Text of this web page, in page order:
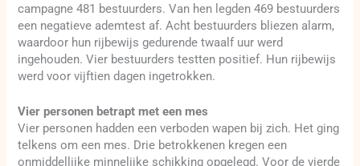
campagne 481 bestuurders. Van hen legden 469 bestuurders
een negatieve ademtest af. Acht bestuurders bliezen alarm,
waardoor hun rijbewijs gedurende twaalf uur werd
ingehouden. Vier bestuurders testten positief. Hun rijbewijs
werd voor vijftien dagen ingetrokken.
Vier personen betrapt met een mes
Vier personen hadden een verboden wapen bij zich. Het ging
telkens om een mes. Drie betrokkenen kregen een
onmiddellijke minnelijke schikking opgelegd. Voor de vierde